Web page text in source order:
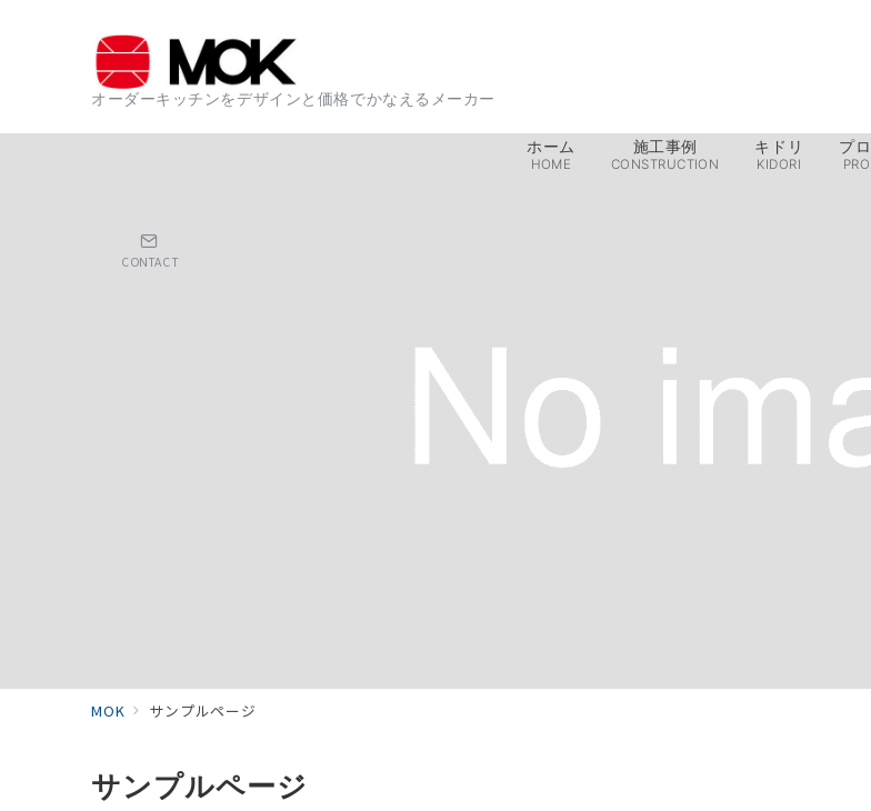
オーダーキッチンをデザインと価格でかなえるメーカー
ホーム
HOME
施工事例
CONSTRUCTION
キドリ
KIDORI
プ
CONTACT
MOK サンプルページ
サンプルページ